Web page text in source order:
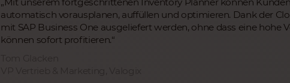
automatisch vorausplanen, auffüllen und optimieren. Dank der
mit SAP Business One ausgeliefert werden, ohne dass eine hohe
können sofort profitieren.“